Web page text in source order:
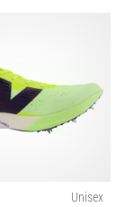
Unisex